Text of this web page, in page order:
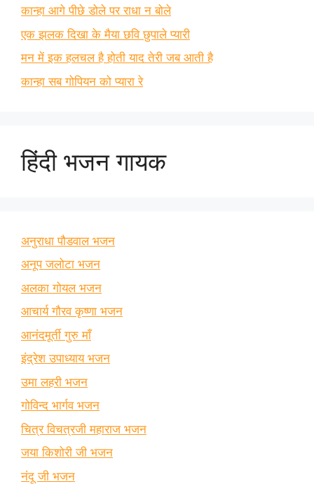
कान्हा आगे पीछे डोले पर राधा न बोले
एक झलक दिखा के मैया छवि छुपाले प्यारी
मन में इक हलचल है होती याद तेरी जब आती है
कान्हा सब गोपियन को प्यारा रे
हिंदी भजन गायक
अनुराधा पौडवाल भजन
अनूप जलोटा भजन
अलका गोयल भजन
आचार्य गौरव कृष्णा भजन
आनंदमूर्ती गुरु माँ
इंद्रेश उपाध्याय भजन
उमा लहरी भजन
गोविन्द भार्गव भजन
चित्र विचत्रजी महाराज भजन
जया किशोरी जी भजन
नंदू जी भजन